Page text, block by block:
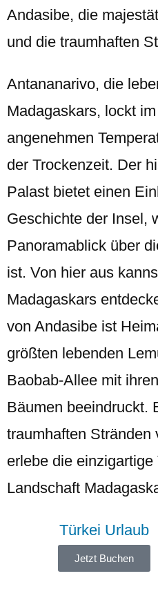
Andasibe, die
und die traumhaften
Antananarivo, die
Madagaskars, lockt
angenehmen
der Trockenzeit. Der
Palast bietet einen
Geschichte der Insel,
Panoramablick über
ist. Von hier aus
Madagaskars
von Andasibe ist
größten lebenden
Baobab-Allee mit
Bäumen beeindruckt.
traumhaften Stränden
erlebe die einzigartige
Landschaft
Türkei Urlaub
Jetzt Buchen